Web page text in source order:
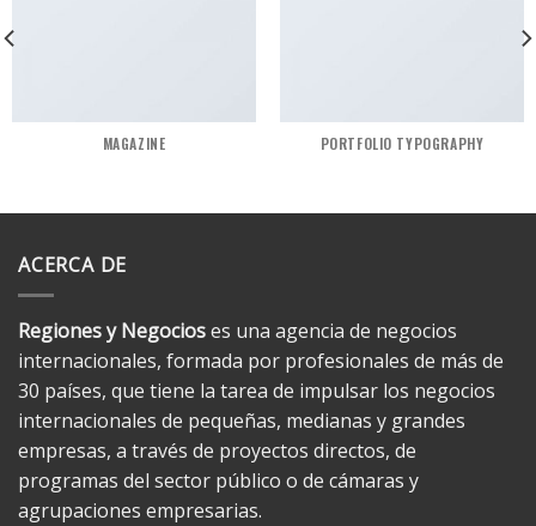
MAGAZINE PORTFOLIO TYPOGRAPHY
ACERCA DE
Regiones y Negocioses una agencia de negocios
internacionales, formada por profesionales de más de
30 países, que tiene la tarea de impulsar los negocios
internacionales de pequeñas, medianas y grandes
empresas, a través de proyectos directos, de
programas del sector público o de cámaras y
agrupaciones empresarias.